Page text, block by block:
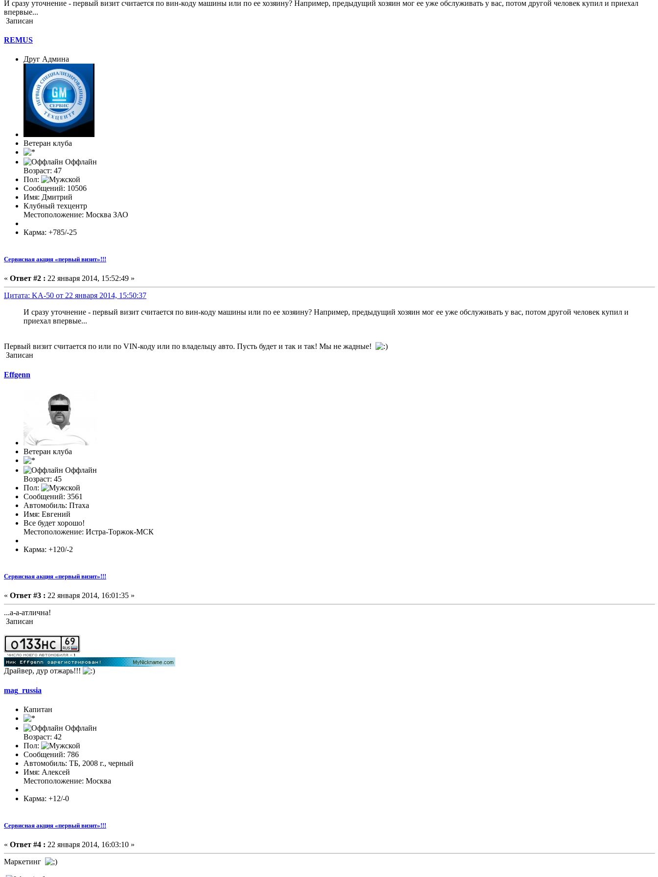
И сразу уточнение - первый визит считается по вин-коду машины или по ее хозяину? Например, предыдущий хозяин мог ее уже обслуживать у вас, потом другой человек купил и приехал
впервые...
Записан
REMUS
Друг Админа
Ветеран клуба
Оффлайн
Возраст: 47
Пол:
Сообщений: 10506
Имя: Дмитрий
Клубный техцентр
Местоположение: Москва ЗАО
Карма: +785/-25
Сервисная акция «первый визит»!!!
« Ответ #2 : 22 января 2014, 15:52:49 »
Цитата: KA-50 от 22 января 2014, 15:50:37
И сразу уточнение - первый визит считается по вин-коду машины или по ее хозяину? Например, предыдущий хозяин мог ее уже обслуживать у вас, потом другой человек купил и
приехал впервые...
Первый визит считается по или по VIN-коду или по владельцу авто. Пусть будет и так и так! Мы не жадные!
Записан
Effgenn
Ветеран клуба
Оффлайн
Возраст: 45
Пол:
Сообщений: 3561
Автомобиль: Птаха
Имя: Евгений
Все будет хорошо!
Местоположение: Истра-Торжок-МСК
Карма: +120/-2
Сервисная акция «первый визит»!!!
« Ответ #3 : 22 января 2014, 16:01:35 »
...а-а-атлична!
Записан
Драйвер, дур отжарь!!!
mag_russia
Капитан
Оффлайн
Возраст: 42
Пол:
Сообщений: 786
Автомобиль: ТБ, 2008 г., черный
Имя: Алексей
Местоположение: Москва
Карма: +12/-0
Сервисная акция «первый визит»!!!
« Ответ #4 : 22 января 2014, 16:03:10 »
Маркетинг